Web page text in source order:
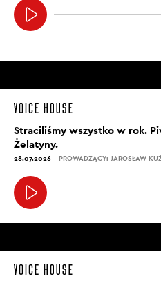
Straciliśmy wszystko w rok.
Żelatyny.
28.07.2026 PROWADZĄCY: JAROSŁAW